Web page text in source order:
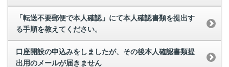
「転送不要郵便で本人確認」にて本人確認書類を提出す
る手順を教えてください。
口座開設の申込みをしましたが、その後本人確認書類提
出用のメールが届きません